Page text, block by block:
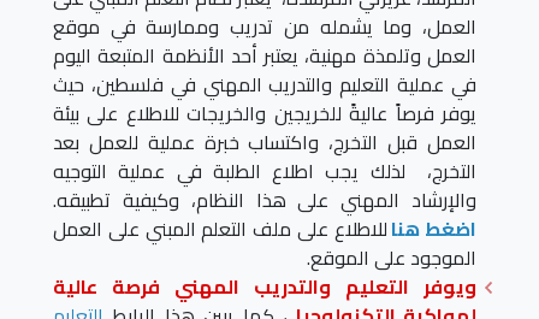
العمل، وما يشمله من تدريب وممارسة في موقع
العمل وتلمذة مهنية، يعتبر أحد الأنظمة المتبعة اليوم
في عملية التعليم والتدريب المهني في فلسطين، حيث
يوفر فرصاً عاليةً للخريجين والخريجات للاطلاع على بيئة
العمل قبل التخرج، واكتساب خبرة عملية للعمل بعد
التخرج، لذلك يجب اطلاع الطلبة في عملية التوجيه
والإرشاد المهني على هذا النظام، وكيفية تطبيقه.
اضغط هناللاطلاع على ملف التعلم المبني على العمل
الموجود على الموقع.
ويوفر التعليم والتدريب المهني فرصة عالية